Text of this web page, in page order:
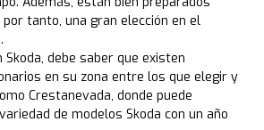
por tanto, una gran elección en el
Skoda, debe saber que existen
en su zona entre los que elegir y
Crestanevada, donde puede
de modelos Skoda con un año